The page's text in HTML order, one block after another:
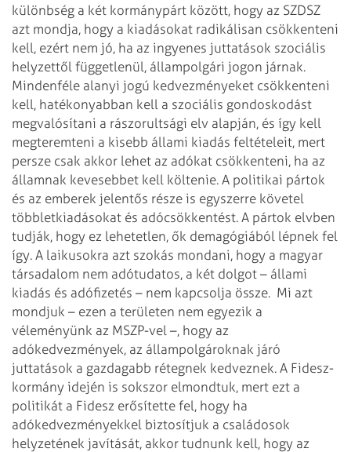
különbség a két kormánypárt között, hogy az SZDSZ
azt mondja, hogy a kiadásokat radikálisan csökkenteni
kell, ezért nem jó, ha az ingyenes juttatások szociális
helyzettől függetlenül, állampolgári jogon járnak.
Mindenféle alanyi jogú kedvezményeket csökkenteni
kell, hatékonyabban kell a szociális gondoskodást
megvalósítani a rászorultsági elv alapján, és így kell
megteremteni a kisebb állami kiadás feltételeit, mert
persze csak akkor lehet az adókat csökkenteni, ha az
államnak kevesebbet kell költenie. A politikai pártok
és az emberek jelentős része is egyszerre követel
többletkiadásokat és adócsökkentést. A pártok elvben
tudják, hogy ez lehetetlen, ők demagógiából lépnek fel
így. A laikusokra azt szokás mondani, hogy a magyar
társadalom nem adótudatos, a két dolgot – állami
kiadás és adófizetés – nem kapcsolja össze. Mi azt
mondjuk – ezen a területen nem egyezik a
véleményünk az MSZP-vel –, hogy az
adókedvezmények, az állampolgároknak járó
juttatások a gazdagabb rétegnek kedveznek. A Fidesz-
kormány idején is sokszor elmondtuk, mert ezt a
politikát a Fidesz erősítette fel, hogy ha
adókedvezményekkel biztosítjuk a családosok
helyzetének javítását, akkor tudnunk kell, hogy az